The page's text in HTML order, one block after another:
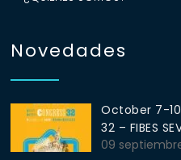
Novedades
October 7-10
32 – FIBES
09